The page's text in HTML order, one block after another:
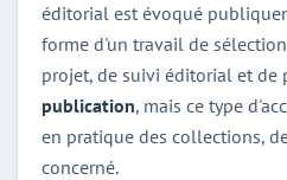
éditorial est évoqué
forme d'un travail de
projet, de suivi éditorial et de
publication, mais ce type
en pratique des collections,
concerné.